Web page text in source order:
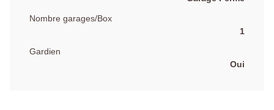
Nombre garages/Box
1
Gardien
Oui